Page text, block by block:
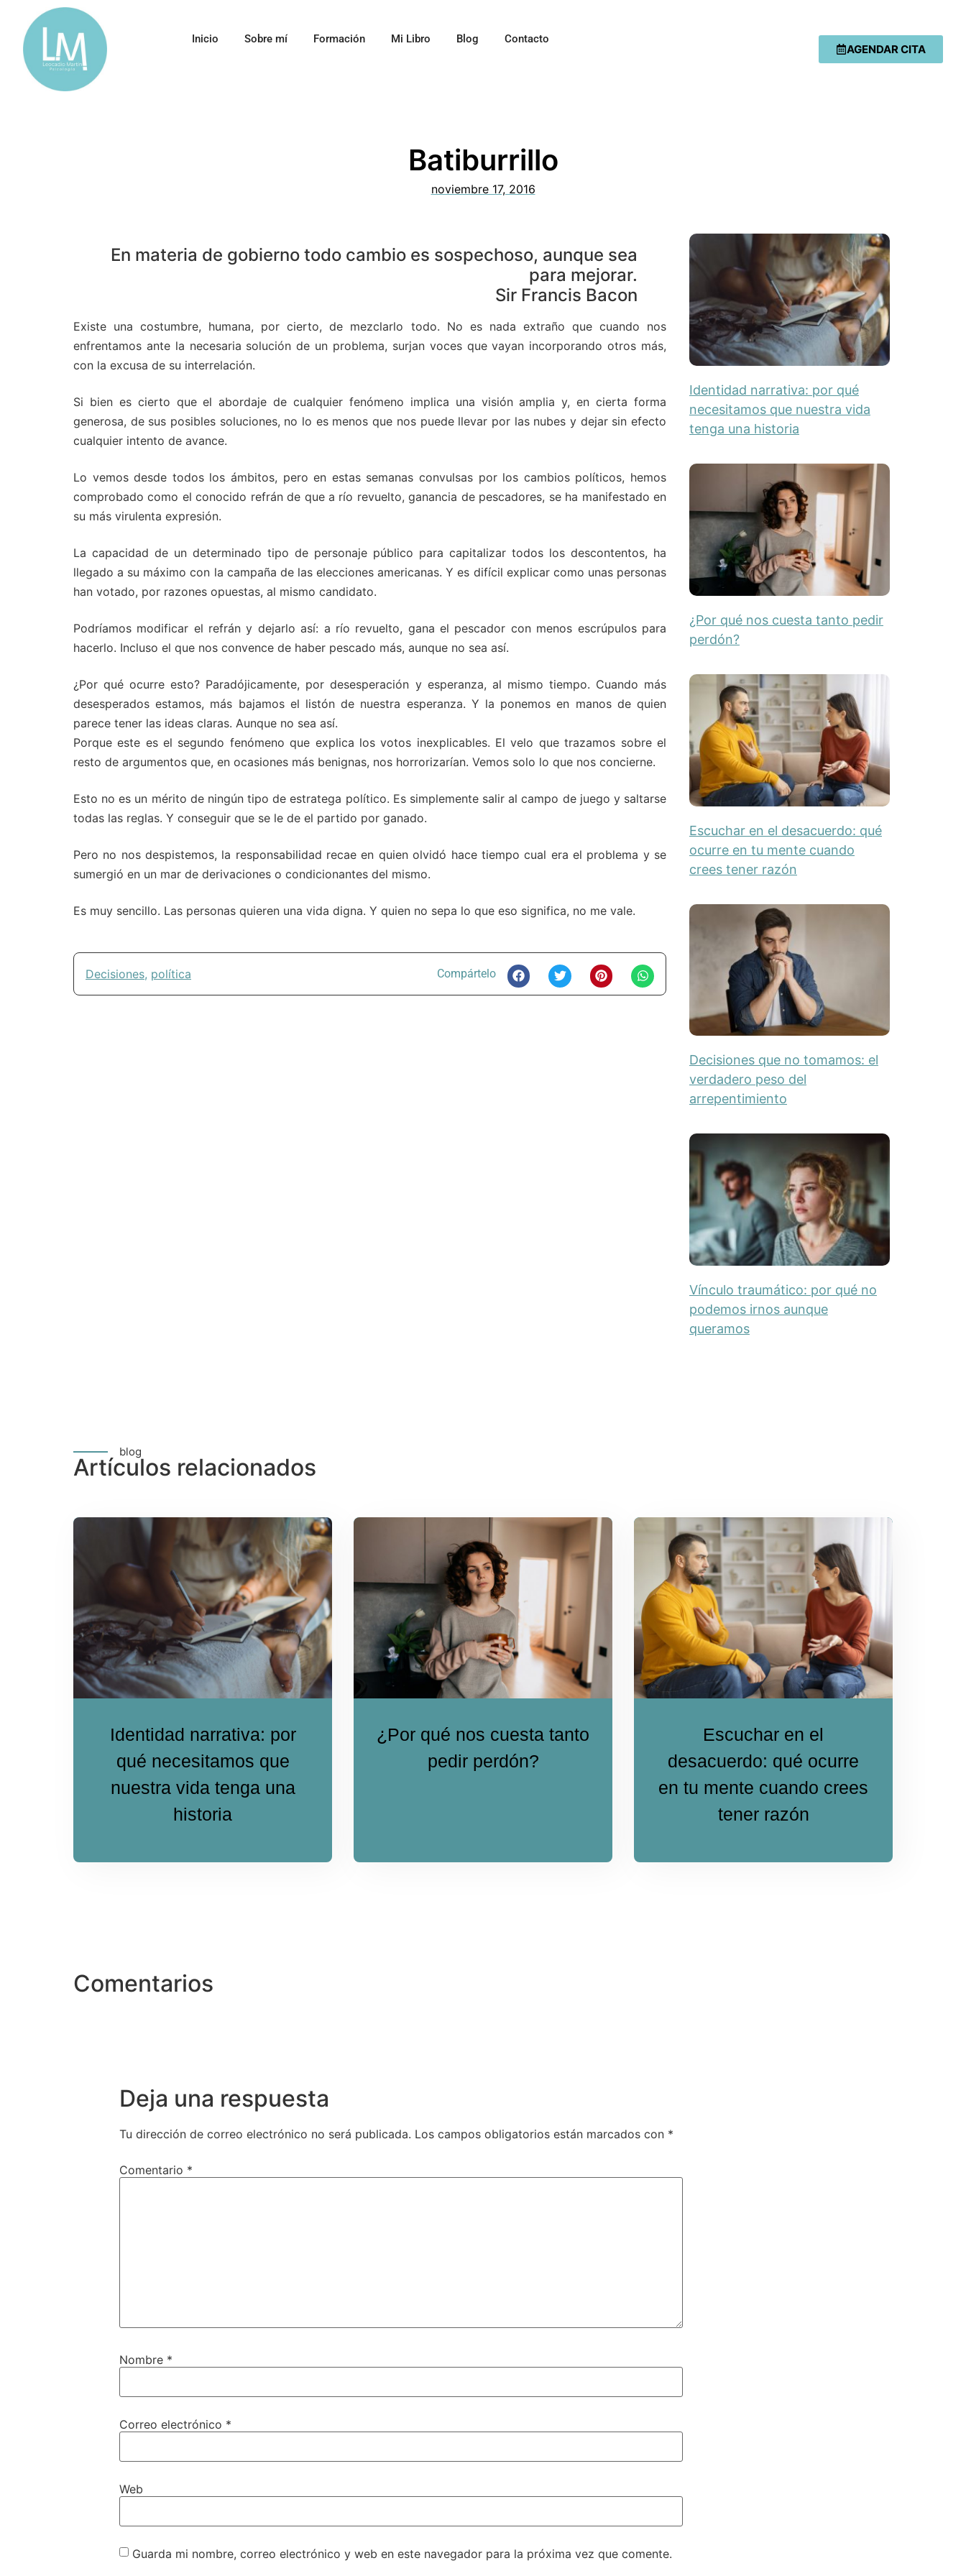
Inicio Sobre mí Formación Mi Libro Blog Contacto
AGENDAR CITA
Batiburrillo
noviembre 17, 2016
En materia de gobierno todo cambio es sospechoso, aunque sea
para mejorar.
Sir Francis Bacon
Existe una costumbre, humana, por cierto, de mezclarlo todo. No es nada extraño que cuando nos
enfrentamos ante la necesaria solución de un problema, surjan voces que vayan incorporando otros más,
con la excusa de su interrelación.
Si bien es cierto que el abordaje de cualquier fenómeno implica una visión amplia y, en cierta forma
generosa, de sus posibles soluciones, no lo es menos que nos puede llevar por las nubes y dejar sin efecto
cualquier intento de avance.
Lo vemos desde todos los ámbitos, pero en estas semanas convulsas por los cambios políticos, hemos
comprobado como el conocido refrán de que a río revuelto, ganancia de pescadores, se ha manifestado en
su más virulenta expresión.
La capacidad de un determinado tipo de personaje público para capitalizar todos los descontentos, ha
llegado a su máximo con la campaña de las elecciones americanas. Y es difícil explicar como unas personas
han votado, por razones opuestas, al mismo candidato.
Podríamos modificar el refrán y dejarlo así: a río revuelto, gana el pescador con menos escrúpulos para
hacerlo. Incluso el que nos convence de haber pescado más, aunque no sea así.
¿Por qué ocurre esto? Paradójicamente, por desesperación y esperanza, al mismo tiempo. Cuando más
desesperados estamos, más bajamos el listón de nuestra esperanza. Y la ponemos en manos de quien
parece tener las ideas claras. Aunque no sea así.
Porque este es el segundo fenómeno que explica los votos inexplicables. El velo que trazamos sobre el
resto de argumentos que, en ocasiones más benignas, nos horrorizarían. Vemos solo lo que nos concierne.
Esto no es un mérito de ningún tipo de estratega político. Es simplemente salir al campo de juego y saltarse
todas las reglas. Y conseguir que se le de el partido por ganado.
Pero no nos despistemos, la responsabilidad recae en quien olvidó hace tiempo cual era el problema y se
sumergió en un mar de derivaciones o condicionantes del mismo.
Es muy sencillo. Las personas quieren una vida digna. Y quien no sepa lo que eso significa, no me vale.
Decisiones, política Compártelo
Identidad narrativa: por qué
necesitamos que nuestra vida
tenga una historia
¿Por qué nos cuesta tanto pedir
perdón?
Escuchar en el desacuerdo: qué
ocurre en tu mente cuando
crees tener razón
Decisiones que no tomamos: el
verdadero peso del
arrepentimiento
Vínculo traumático: por qué no
podemos irnos aunque
queramos
blog
Artículos relacionados
Identidad narrativa: por
qué necesitamos que
nuestra vida tenga una
historia
¿Por qué nos cuesta tanto
pedir perdón?
Escuchar en el
desacuerdo: qué ocurre
en tu mente cuando crees
tener razón
Comentarios
Deja una respuesta
Tu dirección de correo electrónico no será publicada. Los campos obligatorios están marcados con *
Comentario *
Nombre *
Correo electrónico *
Web
Guarda mi nombre, correo electrónico y web en este navegador para la próxima vez que comente.